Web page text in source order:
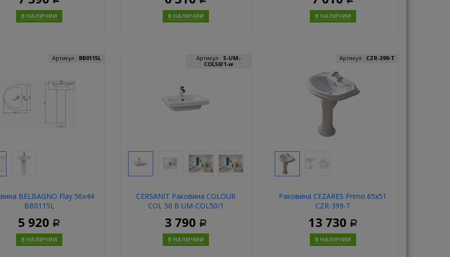
В НАЛИЧИИ
Купить
В НАЛИЧИИ
Купить
В НАЛИЧИИ
Купить
BELBAGNO Flay 56х44
BB0115L
Артикул : BB0115L
5 920 Р
В НАЛИЧИИ
CERSANIT Раковина COLOUR
COL 50 B UM-COL50/1
Артикул : S-UM-
COL50/1-w
3 790 Р
В НАЛИЧИИ
Раковина CEZARES Primo 65х51
CZR-399-T
Артикул : CZR-399-T
13 730 Р
В НАЛИЧИИ